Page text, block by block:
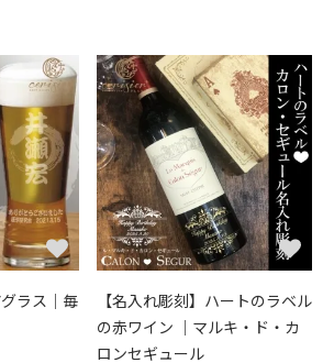
ラス｜毎
【名入れ彫刻】ハートのラベル
の赤ワイン ｜マルキ・ド・カ
ロンセギュール